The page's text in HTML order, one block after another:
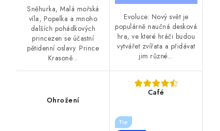
Sněhurka, Malá mořská
víla, Popelka a mnoho
dalších pohádkových
princezen se účastní
pětidenní oslavy. Prince
Krasoně...
Evoluce: Nový svět je
populárně naučná desková
hra, ve které hráči budou
vytvářet zvířata a přidávat
jim různé...
Ohrožení
Café
Tip